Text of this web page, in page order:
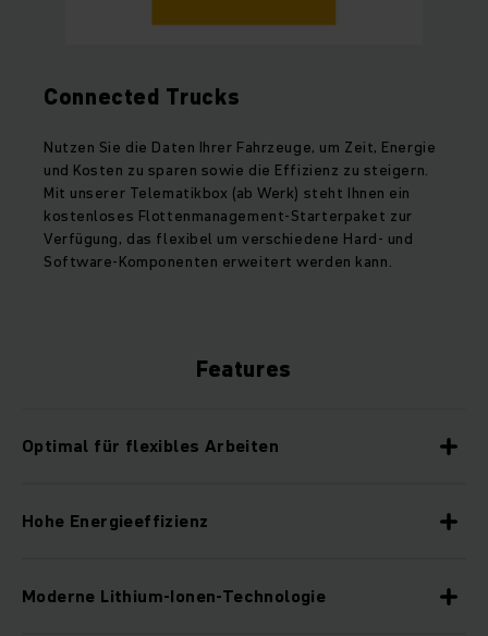
Connected Trucks
Nutzen Sie die Daten Ihrer Fahrzeuge, um Zeit, Energie
und Kosten zu sparen sowie die Effizienz zu steigern.
Mit unserer Telematikbox (ab Werk) steht Ihnen ein
kostenloses Flottenmanagement-Starterpaket zur
Verfügung, das flexibel um verschiedene Hard- und
Software-Komponenten erweitert werden kann.
Features
Optimal für flexibles Arbeiten
Hohe Energieeffizienz
Moderne Lithium-Ionen-Technologie